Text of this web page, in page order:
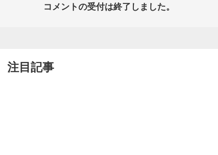
コメントの受付は終了しました。
注目記事